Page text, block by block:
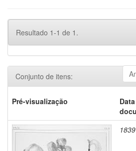
Resultado 1-1 de 1.
Conjunto de itens:
Pré-visualização
1839